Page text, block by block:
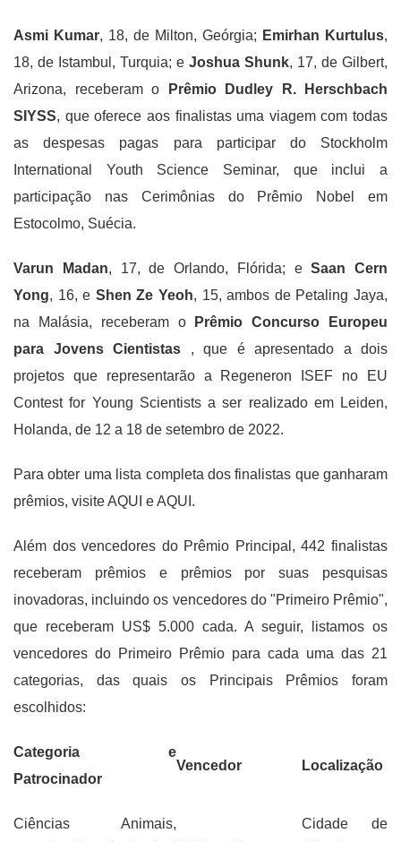
Asmi Kumar, 18, de Milton, Geórgia; Emirhan Kurtulus,
18, de Istambul, Turquia; e Joshua Shunk, 17, de Gilbert,
Arizona, receberam o
Prêmio Dudley R. Herschbach
SIYSS, que oferece aos finalistas uma viagem com todas
as despesas pagas para participar do Stockholm
International Youth Science Seminar, que inclui a
participação nas Cerimônias do Prêmio Nobel em
Estocolmo, Suécia.
Varun Madan, 17, de Orlando, Flórida; eSaan Cern
Yong, 16, e Shen Ze Yeoh, 15, ambos de Petaling Jaya,
na Malásia, receberam o
Prêmio Concurso Europeu
para Jovens Cientistas , que é apresentado a dois
projetos que representarão a Regeneron ISEF no EU
Contest for Young Scientists a ser realizado em Leiden,
Holanda, de 12 a 18 de setembro de 2022.
Para obter uma lista completa dos finalistas que ganharam
prêmios, visite AQUI e AQUI.
Além dos vencedores do Prêmio Principal, 442 finalistas
receberam prêmios e prêmios por suas pesquisas
inovadoras, incluindo os vencedores do "Primeiro Prêmio",
que receberam US$ 5.000 cada. A seguir, listamos os
vencedores do Primeiro Prêmio para cada uma das 21
categorias, das quais os Principais Prêmios foram
escolhidos:
Categoria e
Patrocinador
Vencedor Localização
Ciências Animais,
Cidade de